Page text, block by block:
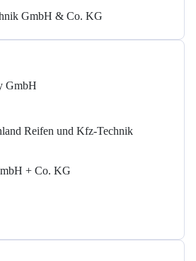
GmbH & Co. KG
GmbH
Reifen und Kfz-Technik
+ Co. KG